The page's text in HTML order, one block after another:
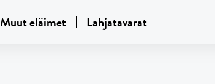
Muut eläimet Lahjatavarat